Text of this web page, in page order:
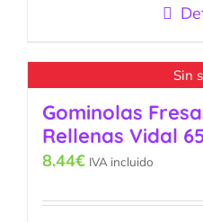
Sin
Gominolas
Rellenas Vidal
8.44€ IVA incluido